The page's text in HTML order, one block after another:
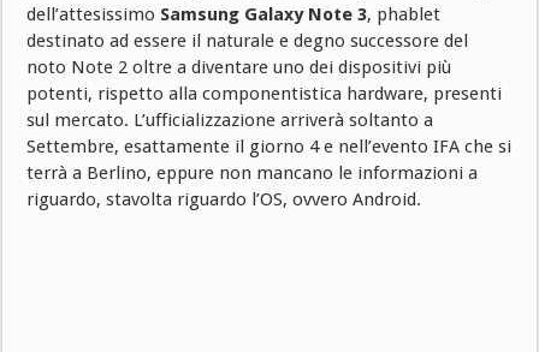
dell’attesissimo Samsung Galaxy Note 3, phablet
destinato ad essere il naturale e degno successore del
noto Note 2 oltre a diventare uno dei dispositivi più
potenti, rispetto alla componentistica hardware, presenti
sul mercato. L’ufficializzazione arriverà soltanto a
Settembre, esattamente il giorno 4 e nell’evento IFA che si
terrà a Berlino, eppure non mancano le informazioni a
riguardo, stavolta riguardo l’OS, ovvero Android.